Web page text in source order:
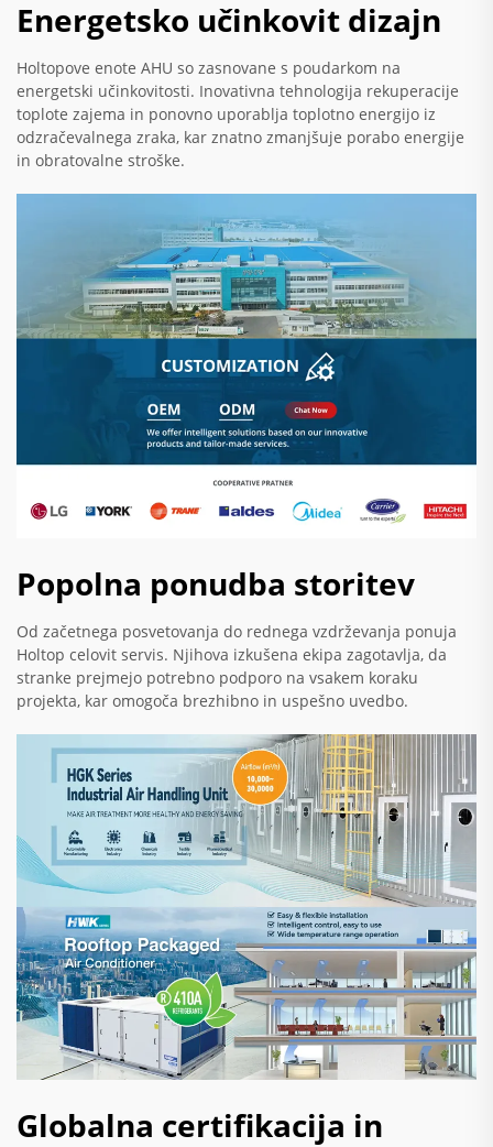
Energetsko učinkovit dizajn
Holtopove enote AHU so zasnovane s poudarkom na
energetski učinkovitosti. Inovativna tehnologija rekuperacije
toplote zajema in ponovno uporablja toplotno energijo iz
odzračevalnega zraka, kar znatno zmanjšuje porabo energije
in obratovalne stroške.
Popolna ponudba storitev
Od začetnega posvetovanja do rednega vzdrževanja ponuja
Holtop celovit servis. Njihova izkušena ekipa zagotavlja, da
stranke prejmejo potrebno podporo na vsakem koraku
projekta, kar omogoča brezhibno in uspešno uvedbo.
Globalna certifikacija in